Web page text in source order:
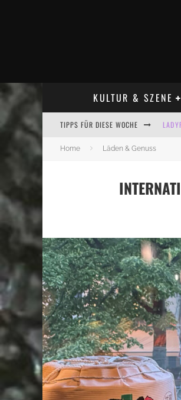
KULTUR & SZENE
TIPPS FÜR DIESE WOCHE
ALLE
ALLE
Home Läden & Genuss